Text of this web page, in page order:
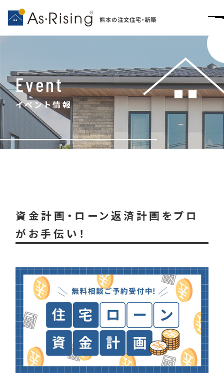
熊本の注文住宅・新築
Event
イベント情報
資金計画・ローン返済計画をプロ
がお手伝い！